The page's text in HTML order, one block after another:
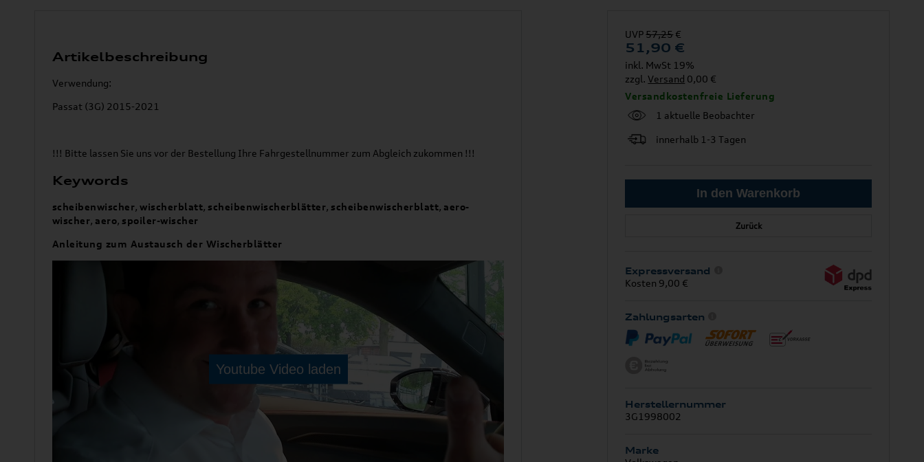
Artikelbeschreibung
Verwendung:
Passat (3G) 2015-2021
!!! Bitte lassen Sie uns vor der Bestellung Ihre Fahrgestellnummer zum Abgleich zukommen !!!
Keywords
scheibenwischer,wischerblatt, scheibenwischerblätter, scheibenwischerblatt, aero-
wischer, aero, spoiler-wischer
Anleitung zum Austausch der Wischerblätter
UVP57,25 €
51,90 €
inkl. MwSt 19%
zzgl.Versand 0,00 €
Versandkostenfreie Lieferung
1 aktuelle Beobachter
innerhalb 1-3 Tagen
Zurück
Expressversand
Kosten 9,00 €
Zahlungsarten
Herstellernummer
3G1998002
Marke